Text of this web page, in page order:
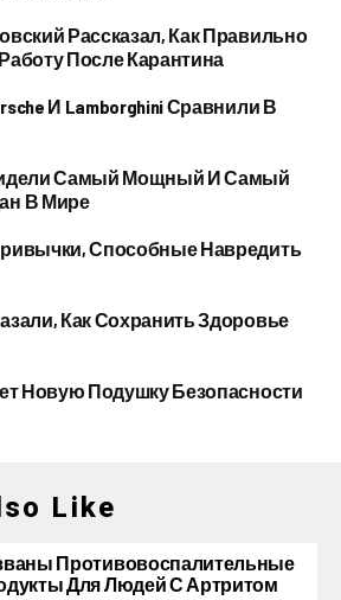
Рассказал, Как Правильно
После Карантина
И Lamborghini Сравнили В
Самый Мощный И Самый
В Мире
Способные Навредить
Как Сохранить Здоровье
Новую Подушку Безопасности
Like
Противовоспалительные
Для Людей С Артритом